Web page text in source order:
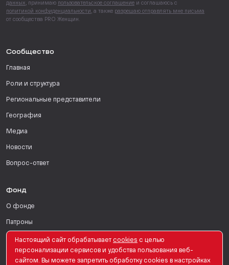
данных , принимаю пользовательское соглашение и соглашаюсь с
политикой конфиденциальности , а также разрешаю отправлять мне письма
от сообщества PRO Женщин.
Сообщество
Главная
Роли и структура
Региональные представители
География
Медиа
Новости
Вопрос-ответ
Фонд
О фонде
Патроны
Поддержать
Для СМИ
Настоящий сайт обрабатывает сookies с целью
персонализации сервисов и удобства пользования веб-
сайтом. Вы можете запретить обработку сookies в настройках